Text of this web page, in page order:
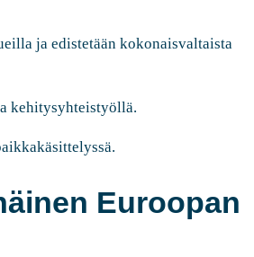
ja edistetään kokonaisvaltaista
kehitysyhteistyöllä.
Euroopan